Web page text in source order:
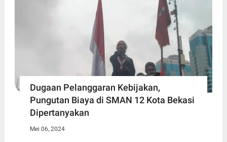
Dugaan Pelanggaran Kebijakan,
Pungutan Biaya di SMAN 12 Kota Bekasi
Dipertanyakan
Mei 06, 2024